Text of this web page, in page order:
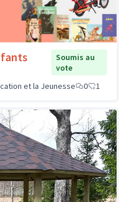
Soumis au
vote
et la Jeunesse
0 1